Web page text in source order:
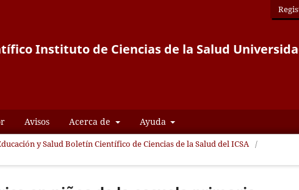
Instituto de Ciencias de la Salud
Avisos Acerca de Ayuda
y Salud Boletín Científico de Ciencias de la Salud del ICSA /